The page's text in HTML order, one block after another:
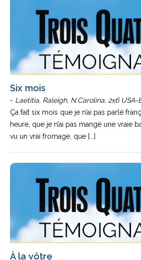
Six mois
- Laetitia, Raleigh, N.Carolina, 2x6 USA-
Ça fait six mois que je n’ai pas parlé
heure, que je n’ai pas mangé une vraie
vu un vrai fromage, que [...]
À la vôtre